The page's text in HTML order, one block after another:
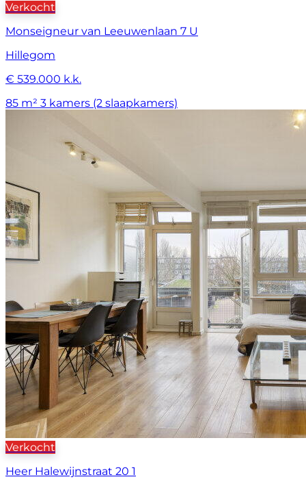
Verkocht
Monseigneur van Leeuwenlaan 7 U
Hillegom
€ 539.000 k.k.
85 m² 3 kamers (2 slaapkamers)
Verkocht
Heer Halewijnstraat 20 1